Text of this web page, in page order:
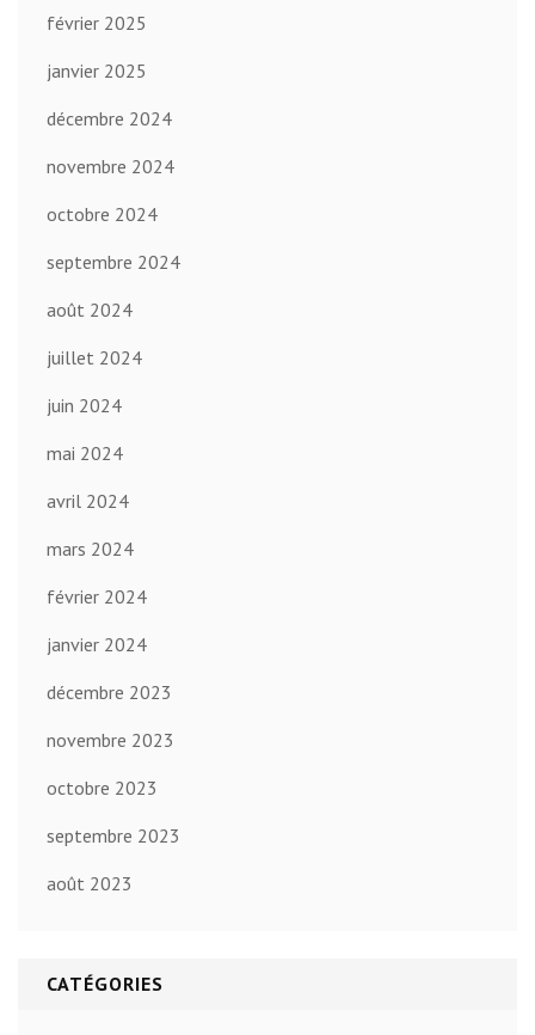
février 2025
janvier 2025
décembre 2024
novembre 2024
octobre 2024
septembre 2024
août 2024
juillet 2024
juin 2024
mai 2024
avril 2024
mars 2024
février 2024
janvier 2024
décembre 2023
novembre 2023
octobre 2023
septembre 2023
août 2023
CATÉGORIES